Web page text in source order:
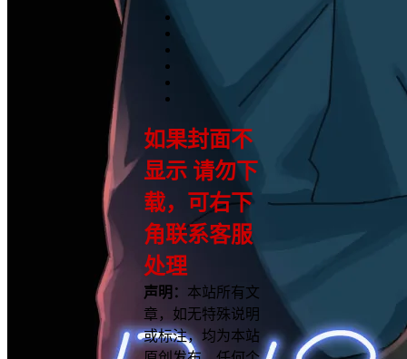
如果封面不
显示 请勿下
载，可右下
角联系客服
处理
声明： 本站所有文
章，如无特殊说明
或标注，均为本站